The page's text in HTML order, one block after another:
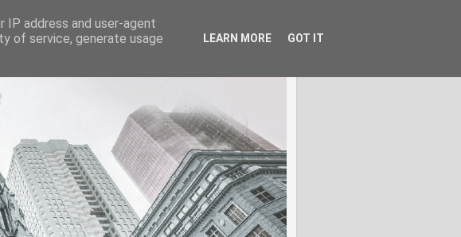
IP address and user-agent
of service, generate usage
LEARN MORE GOT IT